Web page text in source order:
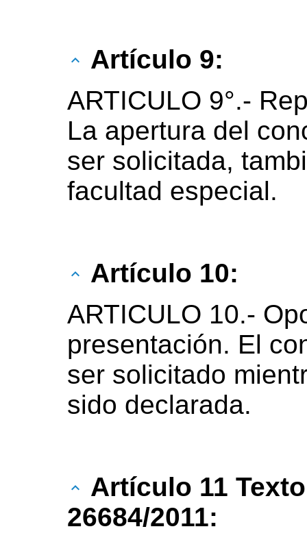
Artículo 9:
ARTICULO 9°.-
La apertura del
ser solicitada,
facultad especial.
Artículo 10:
ARTICULO 10.-
presentación. El
ser solicitado
sido declarada.
Artículo 11
26684/2011: